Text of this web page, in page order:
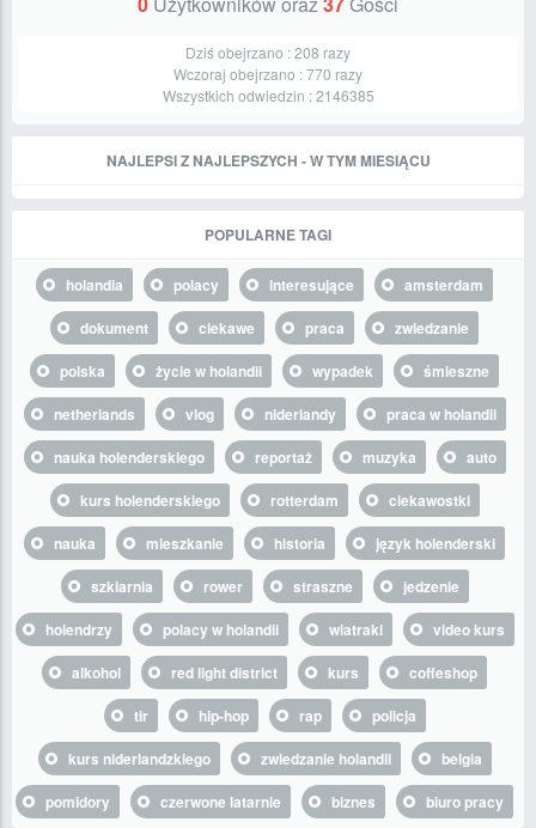
Dziś obejrzano :208 razy
Wczoraj obejrzano :770 razy
Wszystkich odwiedzin :2146385
NAJLEPSI Z NAJLEPSZYCH - W TYM MIESIĄCU
POPULARNE TAGI
holandia polacy interesujące
amsterdam
dokument
ciekawe praca
zwiedzanie
polska
życie w holandii wypadek
śmieszne
netherlands
vlog niderlandy
praca w holandii
nauka holenderskiego
reportaż muzyka
auto
kurs holenderskiego
rotterdam
ciekawostki
nauka
mieszkanie historia
język holenderski
szklarnia
rower straszne
jedzenie
holendrzy
polacy w holandii wiatraki
video kurs
alkohol
red light district kurs
coffeshop
tir
hip-hop rap
policja
kurs niderlandzkiego
zwiedzanie holandii
belgia
pomidory
czerwone latarnie biznes biuro pracy